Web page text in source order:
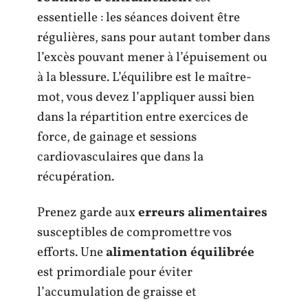
essentielle : les séances doivent être
régulières, sans pour autant tomber dans
l’excès pouvant mener à l’épuisement ou
à la blessure. L’équilibre est le maître-
mot, vous devez l’appliquer aussi bien
dans la répartition entre exercices de
force, de gainage et sessions
cardiovasculaires que dans la
récupération.
Prenez garde auxerreurs alimentaires
susceptibles de compromettre vos
efforts. Unealimentation équilibrée
est primordiale pour éviter
l’accumulation de graisse et